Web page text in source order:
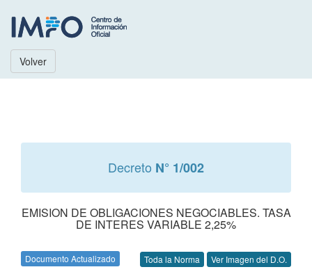
Volver
Decreto N° 1/002
EMISION DE OBLIGACIONES NEGOCIABLES. TASA
DE INTERES VARIABLE 2,25%
Documento Actualizado Toda la Norma Ver Imagen del D.O.